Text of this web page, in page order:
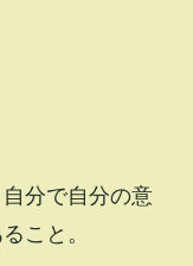
分で自分の意
こと。